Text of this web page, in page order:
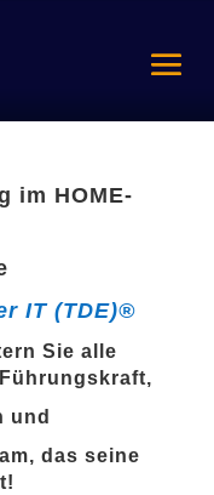
im HOME-
IT (TDE)®️
Sie alle
und
das seine